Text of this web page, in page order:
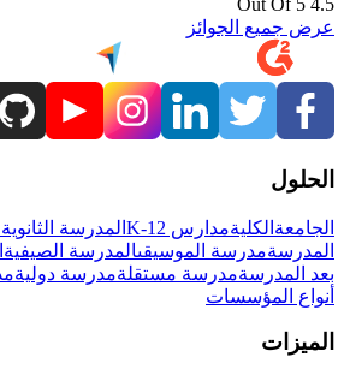
4.5 Out Of 5
عرض جميع الجوائز
الحلول
الجامعة الكليةمدارس K-12 المدرسة الثانوية
المدرسةمدرسة الموسيقىالمدرسة الصيفية
بعد المدرسةمدرسة مستقلةمدرسة دولية
أنواع المؤسسات
الميزات